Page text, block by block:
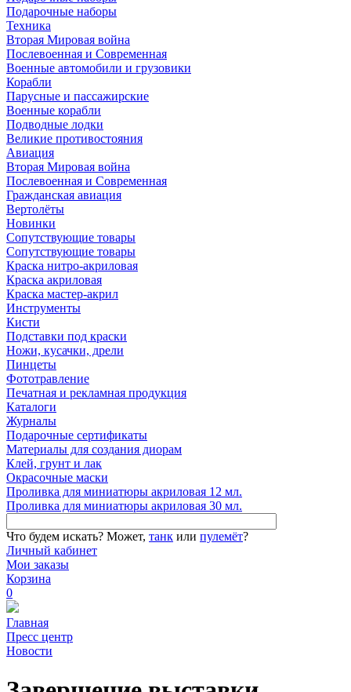
Подарочные наборы
Техника
Вторая Мировая война
Послевоенная и Современная
Военные автомобили и грузовики
Корабли
Парусные и пассажирские
Военные корабли
Подводные лодки
Великие противостояния
Авиация
Вторая Мировая война
Послевоенная и Современная
Гражданская авиация
Вертолёты
Новинки
Сопутствующие товары
Сопутствующие товары
Краска нитро-акриловая
Краска акриловая
Краска мастер-акрил
Инструменты
Кисти
Подставки под краски
Ножи, кусачки, дрели
Пинцеты
Фототравление
Печатная и рекламная продукция
Каталоги
Журналы
Подарочные сертификаты
Материалы для создания диорам
Клей, грунт и лак
Окрасочные маски
Проливка для миниатюры акриловая 12 мл.
Проливка для миниатюры акриловая 30 мл.
Что будем искать? Может, танк или пулемёт?
Личный кабинет
Мои заказы
Корзина
0
Главная
Пресс центр
Новости